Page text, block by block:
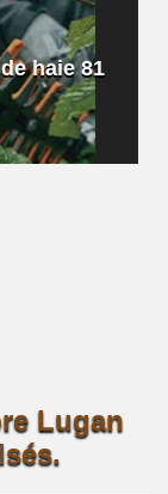
haie 81
Lugan